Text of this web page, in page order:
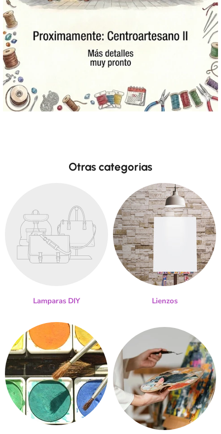
Otras categorias
Lamparas DIY Lienzos